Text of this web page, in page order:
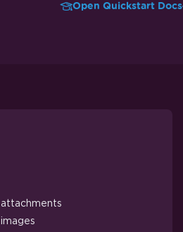
Open Quickstart Docs
attachments
images